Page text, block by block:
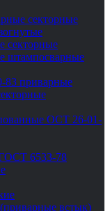
секторные
секторные
штампосварные
83 приварные
ОСТ 26-01-
6533-78
встык)